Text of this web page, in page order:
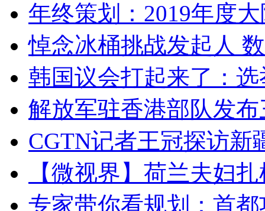
年终策划：2019年度
悼念冰桶挑战发起人
韩国议会打起来了：
解放军驻香港部队发
CGTN记者王冠探访新
【微视界】荷兰夫妇
专家带你看规划：首